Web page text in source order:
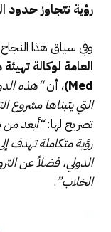
رؤية تتجاوز حدود
وفي سياق هذا
العامة لوكالة
Med
)، أن“هذه
التي يتبناها مشروع
تصريح لها:“أبعد
رؤية متكاملة تهدف
الدولي، فضلاً عن
الخلاب”.